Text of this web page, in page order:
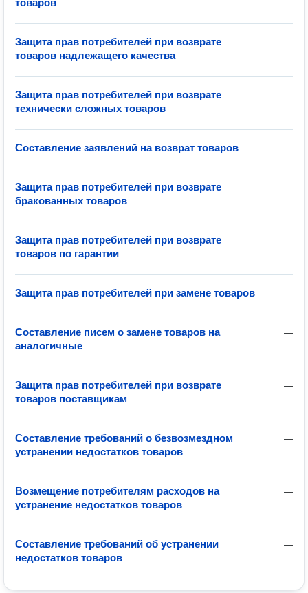
товаров
—
Защита прав потребителей при возврате
товаров надлежащего качества
—
Защита прав потребителей при возврате
технически сложных товаров
—
Составление заявлений на возврат товаров
—
Защита прав потребителей при возврате
бракованных товаров
—
Защита прав потребителей при возврате
товаров по гарантии
—
Защита прав потребителей при замене товаров
—
Составление писем о замене товаров на
аналогичные
—
Защита прав потребителей при возврате
товаров поставщикам
—
Составление требований о безвозмездном
устранении недостатков товаров
—
Возмещение потребителям расходов на
устранение недостатков товаров
—
Составление требований об устранении
недостатков товаров